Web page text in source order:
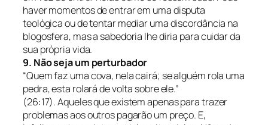
haver momentos de entrar em uma disputa
teológica ou de tentar mediar uma discordância na
blogosfera, mas a sabedoria lhe diria para cuidar da
sua própria vida.
9. Não seja um perturbador
“Quem faz uma cova, nela cairá; se alguém rola uma
pedra, esta rolará de volta sobre ele.”
(26:17).Aqueles que existem apenas para trazer
problemas aos outros pagarão um preço. E,